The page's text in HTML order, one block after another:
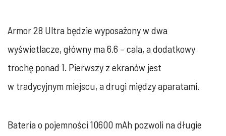
Armor 28 Ultra będzie wyposażony w dwa
wyświetlacze, główny ma 6.6 – cala, a dodatkowy
trochę ponad 1. Pierwszy z ekranów jest
w tradycyjnym miejscu, a drugi między aparatami.
Bateria o pojemności 10600 mAh pozwoli na długie